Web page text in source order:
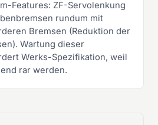
Features: ZF-Servolenkung
rundum mit
Bremsen (Reduktion der
Wartung dieser
Werks-Spezifikation, weil
rar werden.